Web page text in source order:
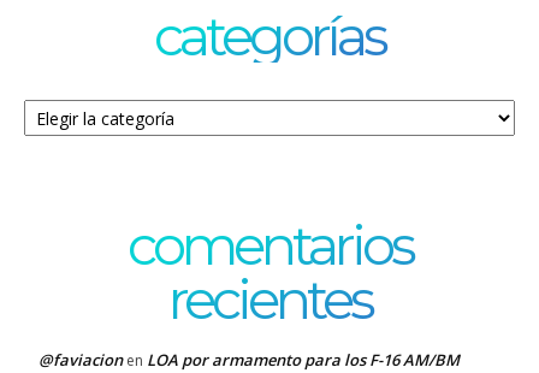
categorías
Categorías
comentarios
recientes
@faviacionen LOA por armamento para los F-16 AM/BM